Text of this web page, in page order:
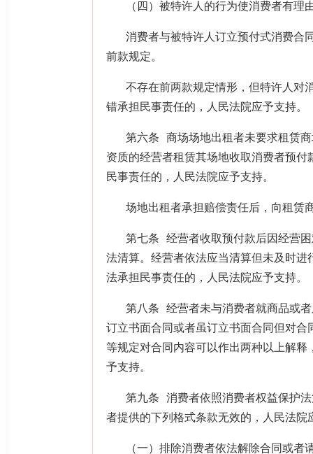
（四）被特许人的行为使消费者有
消费者与被特许人订立预付式消费合
前款规定。
不存在前两款规定情形，但特许人对
错承担民事责任的，人民法院应予支持。
第六条 商场场地出租者未要求租赁
资质的经营者租赁其场地收取消费者预
民事责任的，人民法院应予支持。
场地出租者承担赔偿责任后，向租赁
第七条 经营者收取预付款后因经营
法清算。经营者依法应当清算但未及时
法承担民事责任的，人民法院应予支持。
第八条 经营者未与消费者就商品或
订立书面合同或者虽订立书面合同但对
等规定对合同内容可以作出两种以上解
予支持。
第九条 消费者依照消费者权益保护
者提供的下列格式条款无效的，人民法院
（一）排除消费者依法解除合同或者